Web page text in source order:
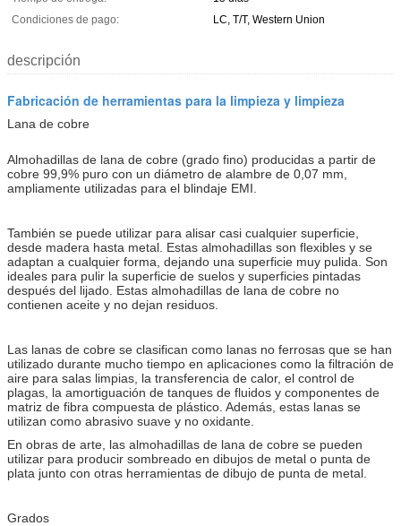
Condiciones de pago:
LC, T/T, Western Union
descripción
Fabricación de herramientas para la limpieza y limpieza
Lana de cobre
Almohadillas de lana de cobre (grado fino) producidas a partir de
cobre 99,9% puro con un diámetro de alambre de 0,07 mm,
ampliamente utilizadas para el blindaje EMI.
También se puede utilizar para alisar casi cualquier superficie,
desde madera hasta metal. Estas almohadillas son flexibles y se
adaptan a cualquier forma, dejando una superficie muy pulida. Son
ideales para pulir la superficie de suelos y superficies pintadas
después del lijado. Estas almohadillas de lana de cobre no
contienen aceite y no dejan residuos.
Las lanas de cobre se clasifican como lanas no ferrosas que se han
utilizado durante mucho tiempo en aplicaciones como la filtración de
aire para salas limpias, la transferencia de calor, el control de
plagas, la amortiguación de tanques de fluidos y componentes de
matriz de fibra compuesta de plástico. Además, estas lanas se
utilizan como abrasivo suave y no oxidante.
En obras de arte, las almohadillas de lana de cobre se pueden
utilizar para producir sombreado en dibujos de metal o punta de
plata junto con otras herramientas de dibujo de punta de metal.
Grados